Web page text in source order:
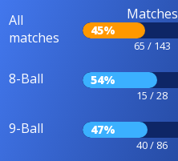
All
matches
Matches
45%
65 / 143
8-Ball 54%
15 / 28
9-Ball 47%
40 / 86